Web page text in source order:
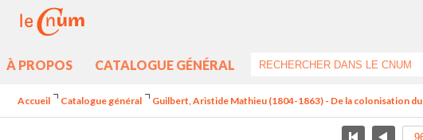
À PROPOS CATALOGUE GÉNÉRAL
Accueil Catalogue général Guilbert, Aristide Mathieu (1804-1863) - De la colonisation